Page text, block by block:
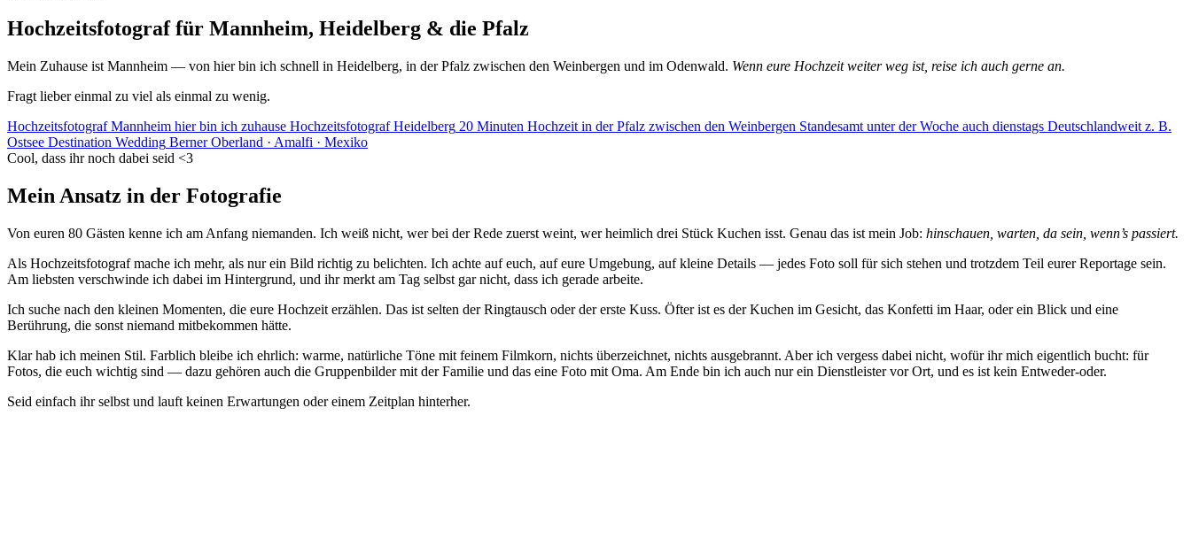
Hochzeitsfotograf für Mannheim, Heidelberg & die Pfalz
Mein Zuhause ist Mannheim — von hier bin ich schnell in Heidelberg, in der Pfalz zwischen den Weinbergen und im Odenwald. Wenn eure Hochzeit weiter weg ist, reise ich auch gerne an.
Fragt lieber einmal zu viel als einmal zu wenig.
Hochzeitsfotograf Mannheim hier bin ich zuhause Hochzeitsfotograf Heidelberg 20 Minuten Hochzeit in der Pfalz zwischen den Weinbergen Standesamt unter der Woche auch dienstags Deutschlandweit z. B.
Ostsee Destination Wedding Berner Oberland · Amalfi · Mexiko
Cool, dass ihr noch dabei seid <3
Mein Ansatz in der Fotografie
Von euren 80 Gästen kenne ich am Anfang niemanden. Ich weiß nicht, wer bei der Rede zuerst weint, wer heimlich drei Stück Kuchen isst. Genau das ist mein Job: hinschauen, warten, da sein, wenn’s passiert.
Als Hochzeitsfotograf mache ich mehr, als nur ein Bild richtig zu belichten. Ich achte auf euch, auf eure Umgebung, auf kleine Details — jedes Foto soll für sich stehen und trotzdem Teil eurer Reportage sein.
Am liebsten verschwinde ich dabei im Hintergrund, und ihr merkt am Tag selbst gar nicht, dass ich gerade arbeite.
Ich suche nach den kleinen Momenten, die eure Hochzeit erzählen. Das ist selten der Ringtausch oder der erste Kuss. Öfter ist es der Kuchen im Gesicht, das Konfetti im Haar, oder ein Blick und eine
Berührung, die sonst niemand mitbekommen hätte.
Klar hab ich meinen Stil. Farblich bleibe ich ehrlich: warme, natürliche Töne mit feinem Filmkorn, nichts überzeichnet, nichts ausgebrannt. Aber ich vergess dabei nicht, wofür ihr mich eigentlich bucht: für
Fotos, die euch wichtig sind — dazu gehören auch die Gruppenbilder mit der Familie und das eine Foto mit Oma. Am Ende bin ich auch nur ein Dienstleister vor Ort, und es ist kein Entweder-oder.
Seid einfach ihr selbst und lauft keinen Erwartungen oder einem Zeitplan hinterher.